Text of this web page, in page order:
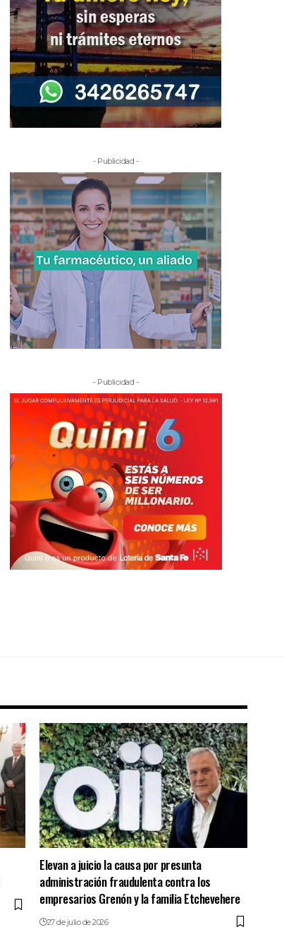
- Publicidad -
- Publicidad -
Elevan a juicio la causa por presunta
administración fraudulenta contra los
empresarios Grenón y la familia Etchevehere
27 de julio de 2026